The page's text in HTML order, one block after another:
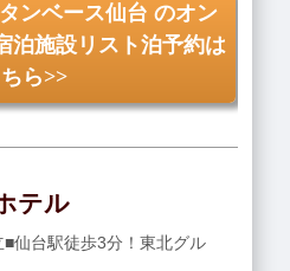
ンベース仙台 のオン
泊施設リスト泊予約は
ら>>
テル
仙台駅徒歩3分！東北グル